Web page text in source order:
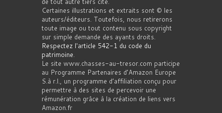
Certaines illustrations et extraits sont © les
auteurs/éditeurs. Toutefois, nous retirerons
toute image ou tout contenu sous copyright
sur simple demande des ayants droits.
Respectez l'article 542-1 du code du
patrimoine.
Le site www.chasses-au-tresor.com participe
au Programme Partenaires d’Amazon Europe
S.à r.l., un programme d’affiliation conçu pour
permettre à des sites de percevoir une
rémunération grâce à la création de liens vers
Amazon.fr